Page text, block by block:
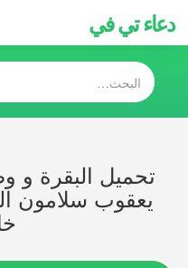
دعاء تي في
تحميل البقرة و
يعقوب سلامون